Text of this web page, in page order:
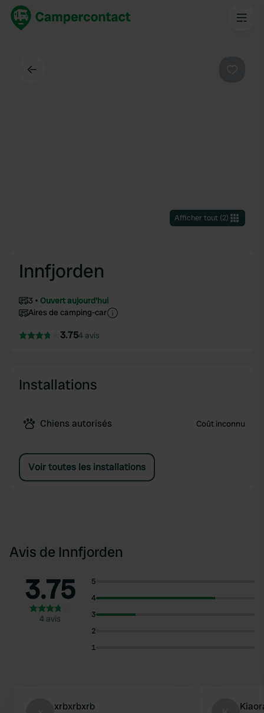
Afficher tout(2)
Innfjorden
3
Ouvert aujourd'hui
Aires de camping-car
3.754 avis
Installations
Chiens autorisés Coût inconnu
Voir toutes les installations
Avis de Innfjorden
3.75
4 avis
5
4
3
2
1
xrbxrbxrb